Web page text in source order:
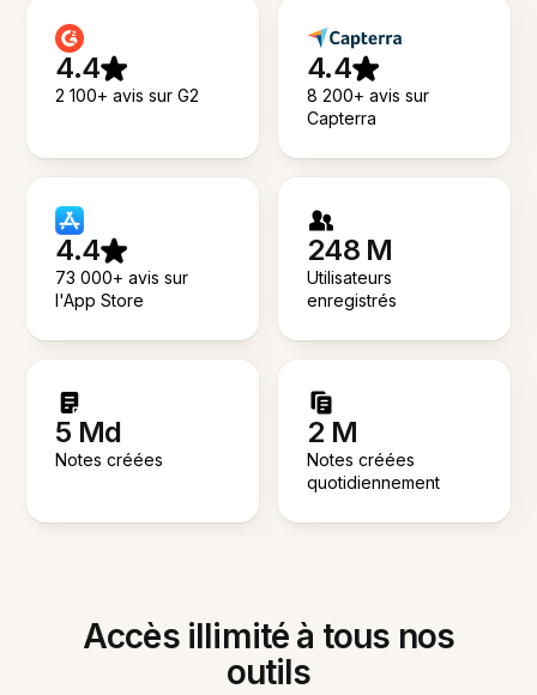
4.4
2 100+ avis sur G2
4.4
8 200+ avis sur
Capterra
4.4
73 000+ avis sur
l'App Store
248 M
Utilisateurs
enregistrés
5 Md
Notes créées
2 M
Notes créées
quotidiennement
Accès illimité à tous nos
outils